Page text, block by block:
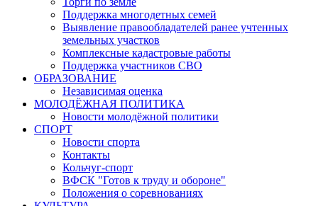
Поддержка многодетных семей
Выявление правообладателей ранее учтенных
земельных участков
Комплексные кадастровые работы
Поддержка участников СВО
ОБРАЗОВАНИЕ
Независимая оценка
МОЛОДЁЖНАЯ ПОЛИТИКА
Новости молодёжной политики
СПОРТ
Новости спорта
Контакты
Кольчуг-спорт
ВФСК "Готов к труду и обороне"
Положения о соревнованиях